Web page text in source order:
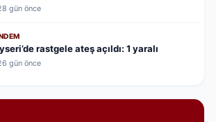
gün önce
rastgele ateş açıldı: 1 yaralı
gün önce